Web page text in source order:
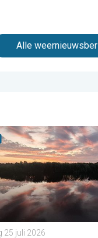
Alle
1 augustus
weerfoto van de
25 juli 2026